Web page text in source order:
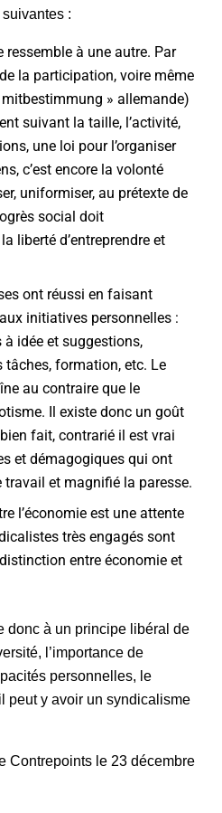
:
ressemble à une autre. Par
la participation, voire même
» allemande)
suivant la taille, l’activité,
une loi pour l’organiser
c’est encore la volonté
uniformiser, au prétexte de
social doit
liberté d’entreprendre et
ont réussi en faisant
initiatives personnelles :
idée et suggestions,
formation, etc. Le
au contraire que le
Il existe donc un goût
fait, contrarié il est vrai
et démagogiques qui ont
travail et magnifié la paresse.
l’économie est une attente
très engagés sont
entre économie et
donc à un principe libéral de
l’importance de
personnelles, le
peut y avoir un syndicalisme
Contrepoints le 23 décembre